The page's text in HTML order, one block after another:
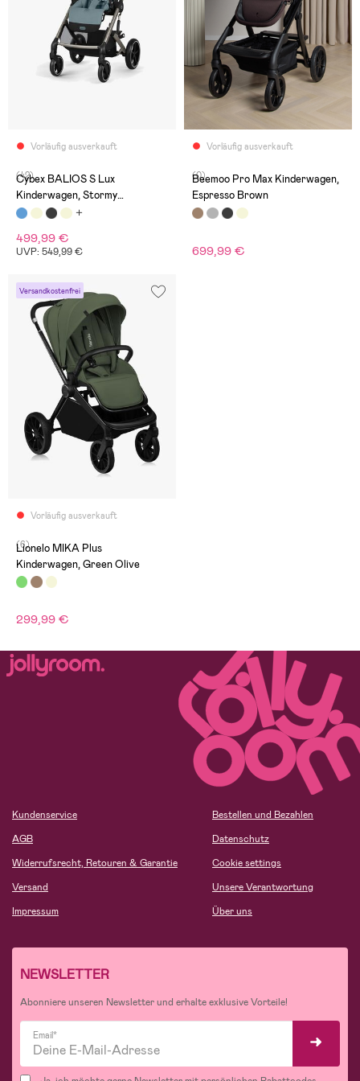
Vorläufig ausverkauft
(42)
Cybex BALIOS S Lux
Kinderwagen, Stormy
Blue/Taupe
499,99 €
UVP: 549,99 €
Vorläufig ausverkauft
(0)
Beemoo Pro Max Kinderwagen,
Espresso Brown
699,99 €
Versandkostenfrei
Vorläufig ausverkauft
(6)
Lionelo MIKA Plus
Kinderwagen, Green Olive
299,99 €
Kundenservice
AGB
Widerrufsrecht, Retouren & Garantie
Versand
Impressum
Bestellen und Bezahlen
Datenschutz
Cookie settings
Unsere Verantwortung
Über uns
NEWSLETTER
Abonniere unseren Newsletter und erhalte exklusive Vorteile!
Email*